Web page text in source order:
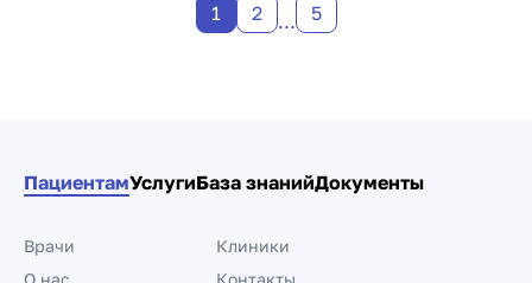
1 2 ... 5
ПациентамУслугиБаза знанийДокументы
Врачи
Клиники
О нас
Контакты